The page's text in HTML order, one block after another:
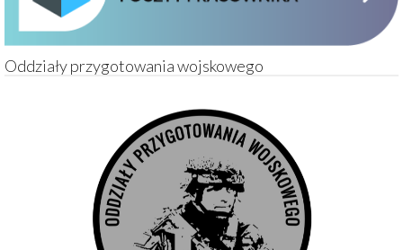
Oddziały przygotowania wojskowego